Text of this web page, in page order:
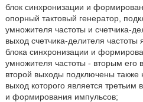
блок синхронизации и
опорный тактовый генератор,
умножителя частоты и счетчика-
выход счетчика-делителя
блока синхронизации и
умножителя частоты - вторым
второй выходы подключены также
выход которого является
и формирования импульсов;